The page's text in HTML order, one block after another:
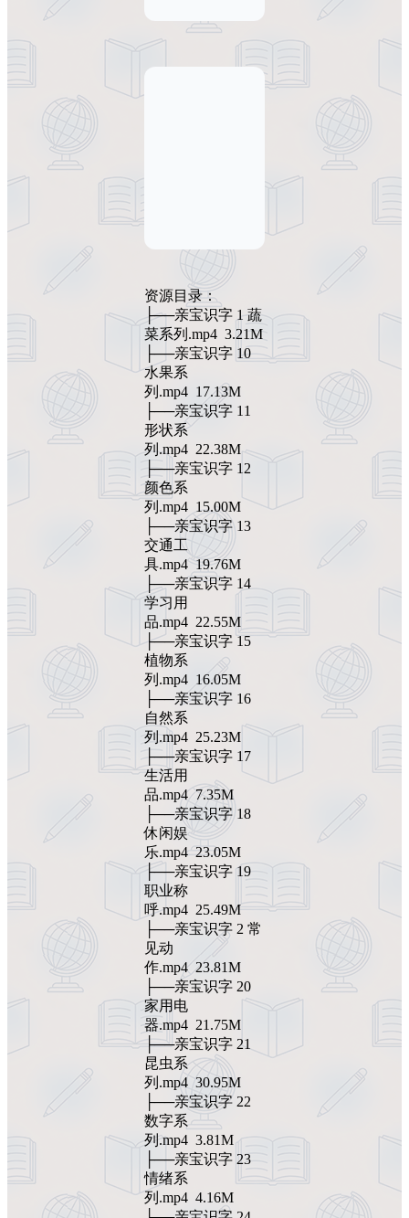
资源目录：
├──亲宝识字 1 蔬
菜系列.mp4 3.21M
├──亲宝识字 10
水果系
列.mp4 17.13M
├──亲宝识字 11
形状系
列.mp4 22.38M
├──亲宝识字 12
颜色系
列.mp4 15.00M
├──亲宝识字 13
交通工
具.mp4 19.76M
├──亲宝识字 14
学习用
品.mp4 22.55M
├──亲宝识字 15
植物系
列.mp4 16.05M
├──亲宝识字 16
自然系
列.mp4 25.23M
├──亲宝识字 17
生活用
品.mp4 7.35M
├──亲宝识字 18
休闲娱
乐.mp4 23.05M
├──亲宝识字 19
职业称
呼.mp4 25.49M
├──亲宝识字 2 常
见动
作.mp4 23.81M
├──亲宝识字 20
家用电
器.mp4 21.75M
├──亲宝识字 21
昆虫系
列.mp4 30.95M
├──亲宝识字 22
数字系
列.mp4 3.81M
├──亲宝识字 23
情绪系
列.mp4 4.16M